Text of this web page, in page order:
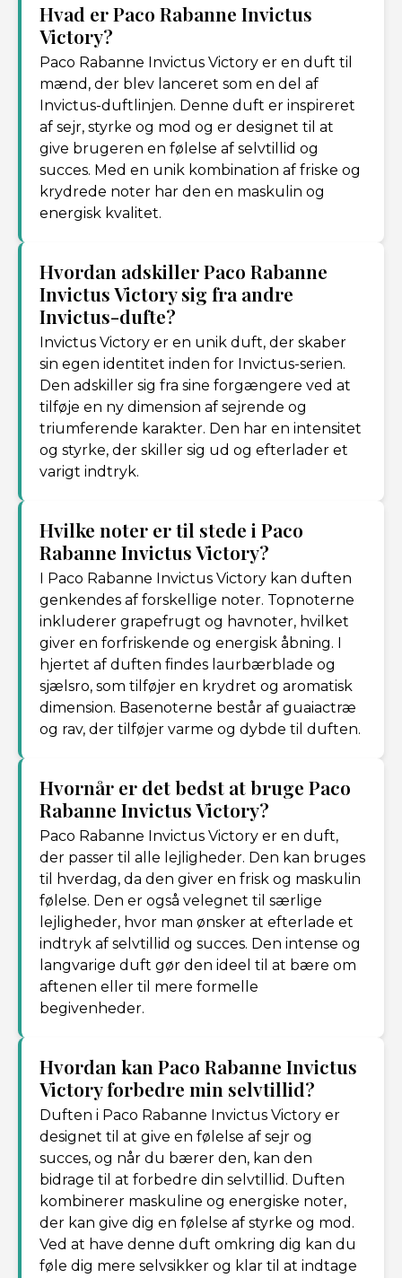
Hvad er Paco Rabanne Invictus
Victory?
Paco Rabanne Invictus Victory er en duft til
mænd, der blev lanceret som en del af
Invictus-duftlinjen. Denne duft er inspireret
af sejr, styrke og mod og er designet til at
give brugeren en følelse af selvtillid og
succes. Med en unik kombination af friske og
krydrede noter har den en maskulin og
energisk kvalitet.
Hvordan adskiller Paco Rabanne
Invictus Victory sig fra andre
Invictus-dufte?
Invictus Victory er en unik duft, der skaber
sin egen identitet inden for Invictus-serien.
Den adskiller sig fra sine forgængere ved at
tilføje en ny dimension af sejrende og
triumferende karakter. Den har en intensitet
og styrke, der skiller sig ud og efterlader et
varigt indtryk.
Hvilke noter er til stede i Paco
Rabanne Invictus Victory?
I Paco Rabanne Invictus Victory kan duften
genkendes af forskellige noter. Topnoterne
inkluderer grapefrugt og havnoter, hvilket
giver en forfriskende og energisk åbning. I
hjertet af duften findes laurbærblade og
sjælsro, som tilføjer en krydret og aromatisk
dimension. Basenoterne består af guaiactræ
og rav, der tilføjer varme og dybde til duften.
Hvornår er det bedst at bruge Paco
Rabanne Invictus Victory?
Paco Rabanne Invictus Victory er en duft,
der passer til alle lejligheder. Den kan bruges
til hverdag, da den giver en frisk og maskulin
følelse. Den er også velegnet til særlige
lejligheder, hvor man ønsker at efterlade et
indtryk af selvtillid og succes. Den intense og
langvarige duft gør den ideel til at bære om
aftenen eller til mere formelle
begivenheder.
Hvordan kan Paco Rabanne Invictus
Victory forbedre min selvtillid?
Duften i Paco Rabanne Invictus Victory er
designet til at give en følelse af sejr og
succes, og når du bærer den, kan den
bidrage til at forbedre din selvtillid. Duften
kombinerer maskuline og energiske noter,
der kan give dig en følelse af styrke og mod.
Ved at have denne duft omkring dig kan du
føle dig mere selvsikker og klar til at indtage